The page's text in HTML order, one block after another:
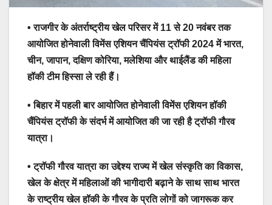
• राजगीर के अंतर्राष्ट्रीय खेल परिसर में 11 से 20 नवंबर तक
आयोजित होनेवाली विमेंस एशियन चैंपियंस ट्रॉफी 2024 में भारत,
चीन, जापान, दक्षिण कोरिया, मलेशिया और थाईलैंड की महिला
हॉकी टीम हिस्सा ले रही हैं।
• बिहार में पहली बार आयोजित होनेवाली विमेंस एशियन हॉकी
चैंपियंस ट्रॉफी के संदर्भ में आयोजित की जा रही है ट्रॉफी गौरव
यात्रा।
• ट्रॉफी गौरव यात्रा का उद्देश्य राज्य में खेल संस्कृति का विकास,
खेल के क्षेत्र में महिलाओं की भागीदारी बढ़ाने के साथ साथ भारत
के राष्ट्रीय खेल हॉकी के गौरव के प्रति लोगों को जागरूक कर